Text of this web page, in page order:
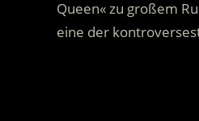
Queen« zu großem
eine der